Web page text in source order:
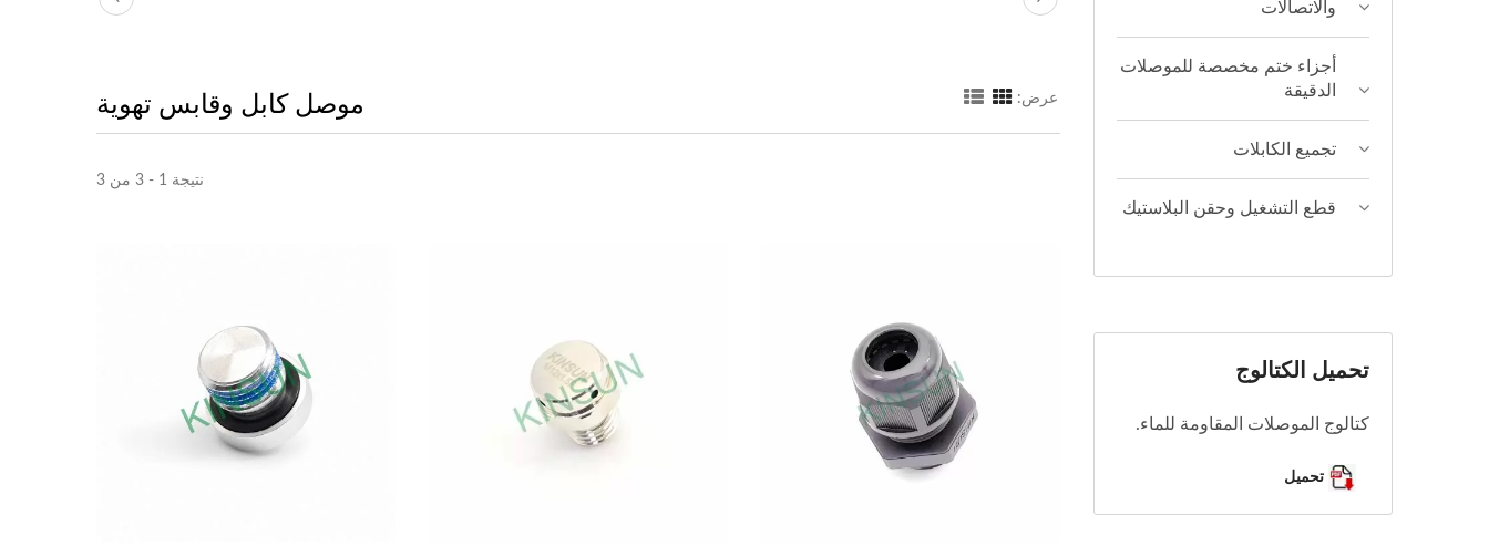
موصل كابل وقابس تهوية عرض:
نتيجة 1 - 3 من 3
والاتصالات
أجزاء ختم مخصصة للموصلات
الدقيقة
تجميع الكابلات
قطع التشغيل وحقن البلاستيك
تحميل الكتالوج
كتالوج الموصلات المقاومة للماء.
تحميل